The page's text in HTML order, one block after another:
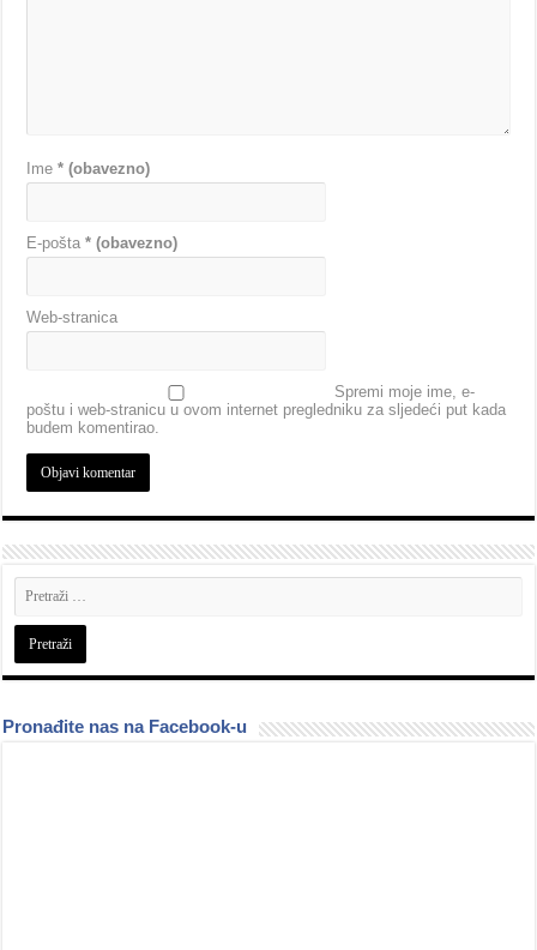
Ime* (obavezno)
E-pošta* (obavezno)
Web-stranica
Spremi moje ime, e-
poštu i web-stranicu u ovom internet pregledniku za sljedeći put kada
budem komentirao.
Pronađite nas na Facebook-u